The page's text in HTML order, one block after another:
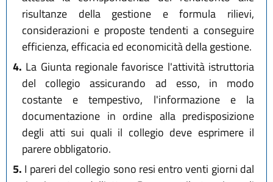
risultanze della gestione e formula rilievi,
considerazioni e proposte tendenti a conseguire
efficienza, efficacia ed economicità della gestione.
4. La Giunta regionale favorisce l'attività istruttoria
del collegio assicurando ad esso, in modo
costante e tempestivo, l'informazione e la
documentazione in ordine alla predisposizione
degli atti sui quali il collegio deve esprimere il
parere obbligatorio.
5. I pareri del collegio sono resi entro venti giorni dal